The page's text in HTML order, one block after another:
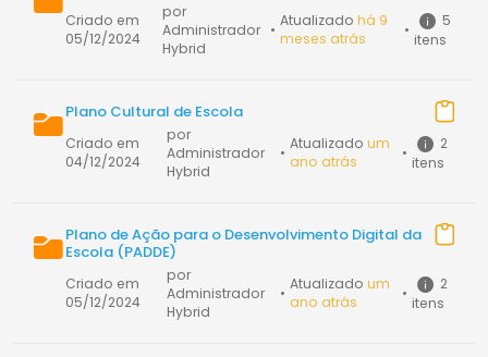
Criado em
05/12/2024
por
Administrador
Hybrid
• Atualizadohá 9
meses atrás
•
5
itens
Plano Cultural de Escola
Criado em
04/12/2024
por
Administrador
Hybrid
• Atualizado um
ano atrás
•
2
itens
Plano de Ação para o Desenvolvimento Digital da
Escola (PADDE)
Criado em
05/12/2024
por
Administrador
Hybrid
• Atualizado um
ano atrás
•
2
itens